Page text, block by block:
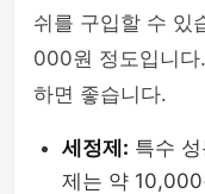
쉬를 구입할 수 있
000원 정도입니다
하면 좋습니다.
세정제: 특수
제는 약